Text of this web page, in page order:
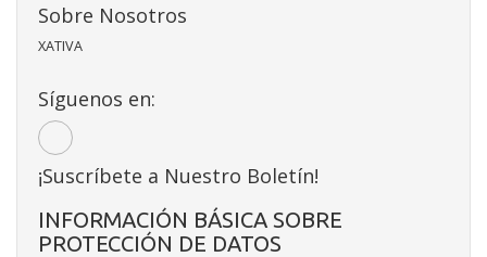
Sobre Nosotros
XATIVA
Síguenos en:
¡Suscríbete a Nuestro Boletín!
INFORMACIÓN BÁSICA SOBRE
PROTECCIÓN DE DATOS